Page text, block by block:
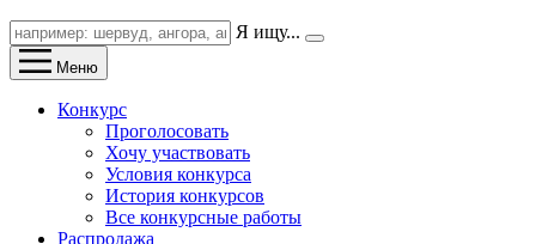
Я ищу...
Меню
Конкурс
Проголосовать
Хочу участвовать
Условия конкурса
История конкурсов
Все конкурсные работы
Распродажа